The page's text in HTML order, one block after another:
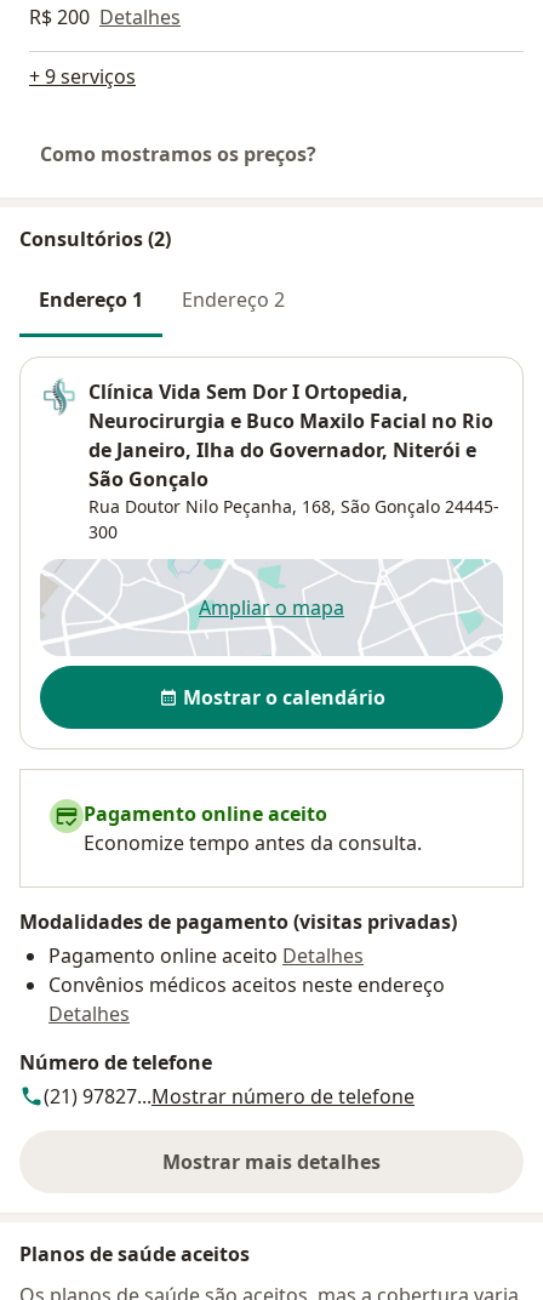
R$ 200 Detalhes
+ 9 serviços
Como mostramos os preços?
Consultórios (2)
Endereço 1 Endereço 2
Clínica Vida Sem Dor I Ortopedia,
Neurocirurgia e Buco Maxilo Facial no Rio
de Janeiro, Ilha do Governador, Niterói e
São Gonçalo
Rua Doutor Nilo Peçanha, 168, São Gonçalo 24445-
300
Ampliar o mapaabre num novo separador
Disponibilidade
Mostrar o calendário
Pagamento online aceito
Economize tempo antes da consulta.
Modalidades de pagamento (visitas privadas)
Pagamento online aceito Detalhes
Convênios médicos aceitos neste endereço
Detalhes
Número de telefone
(21) 97827...Mostrar número de telefone
Mostrar mais detalhes
sobre o endereço
Planos de saúde aceitos